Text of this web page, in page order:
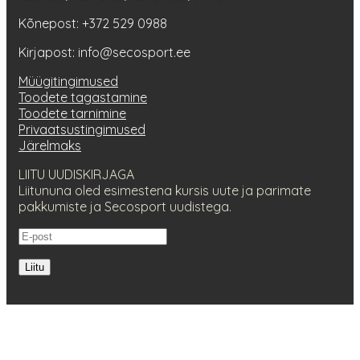
Kõnepost: +372 529 0988
Kirjapost: info@secosport.ee
Müügitingimused
Toodete tagastamine
Toodete tarnimine
Privaatsustingimused
Järelmaks
LIITU UUDISKIRJAGA
Liitununa oled esimestena kursis uute ja parimate
pakkumiste ja Secosport uudistega.
Liitu